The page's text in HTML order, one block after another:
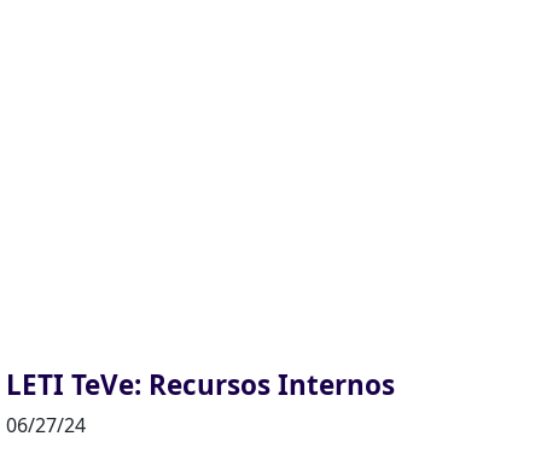
LETI TeVe: Recursos Internos
06/27/24